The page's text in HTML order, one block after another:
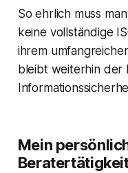
So ehrlich muss
keine vollständige
ihrem
bleibt weiterhin der
Mein